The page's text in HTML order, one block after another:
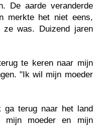
De aarde veranderde
merkte het niet eens,
was. Duizend jaren
te keren naar mijn
"Ik wil mijn moeder
terug naar het land
moeder en mijn